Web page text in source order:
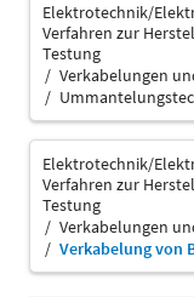
Elektrotechnik/
Verfahren zur
Testung
Verkabelungen
Elektrotechnik/
Verfahren zur
Testung
Verkabelungen
Verkabelung von